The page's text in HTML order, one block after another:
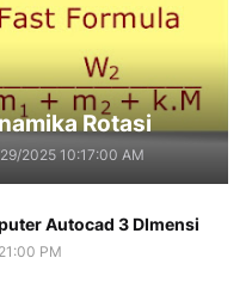
Rotasi
2025 10:17:00 AM
Autocad 3 DImensi
PM